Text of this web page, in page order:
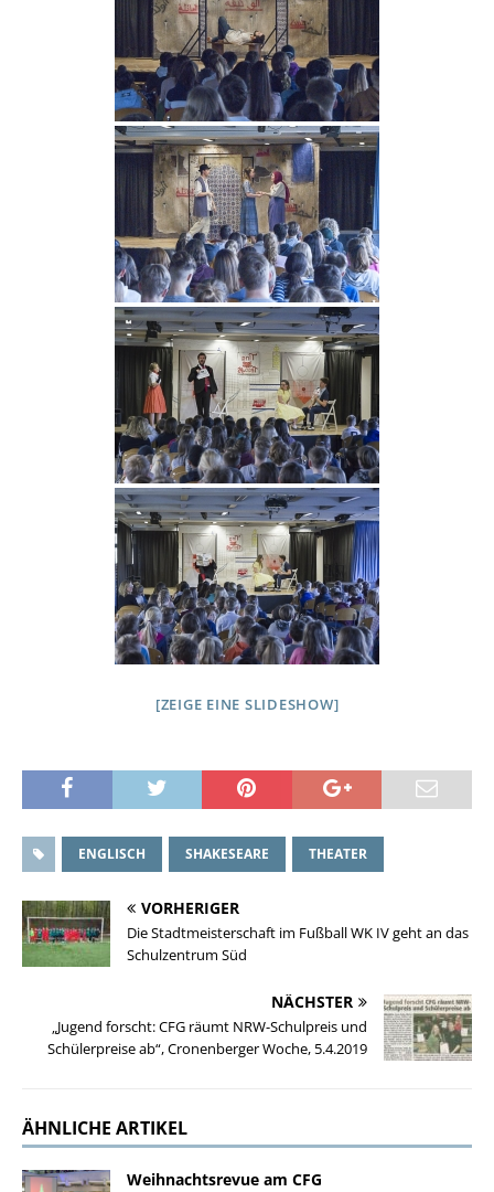
[ZEIGE EINE SLIDESHOW]
ENGLISCH SHAKESEARE THEATER
VORHERIGER
Die Stadtmeisterschaft im Fußball WK IV geht an das
Schulzentrum Süd
NÄCHSTER
„Jugend forscht: CFG räumt NRW-Schulpreis und
Schülerpreise ab“, Cronenberger Woche, 5.4.2019
ÄHNLICHE ARTIKEL
Weihnachtsrevue am CFG